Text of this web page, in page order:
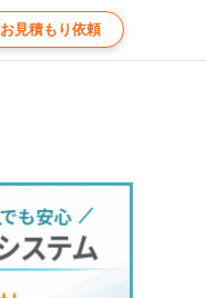
お見積もり依頼